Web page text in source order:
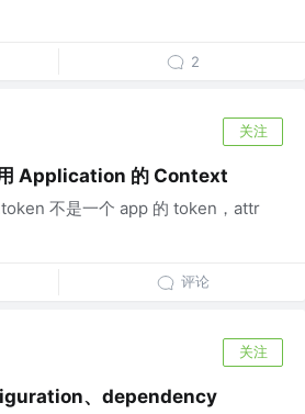
2
关注
Application 的 Context
不是一个 app 的 token，attr
评论
关注
、dependency